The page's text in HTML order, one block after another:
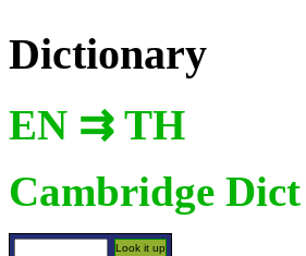
Dictionary
EN ⇉ TH
Cambridge Dict